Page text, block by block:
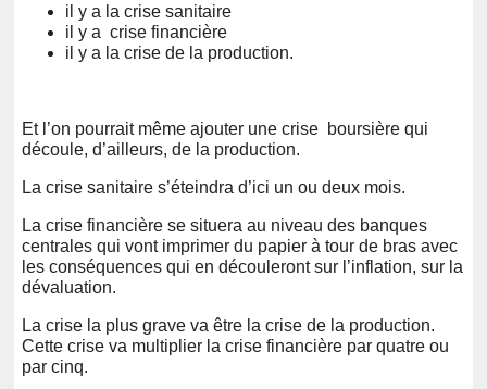
il y a la crise sanitaire
il y a crise financière
il y a la crise de la production.
Et l’on pourrait même ajouter une crise boursière qui
découle, d’ailleurs, de la production.
La crise sanitaire s’éteindra d’ici un ou deux mois.
La crise financière se situera au niveau des banques
centrales qui vont imprimer du papier à tour de bras avec
les conséquences qui en découleront sur l’inflation, sur la
dévaluation.
La crise la plus grave va être la crise de la production.
Cette crise va multiplier la crise financière par quatre ou
par cinq.